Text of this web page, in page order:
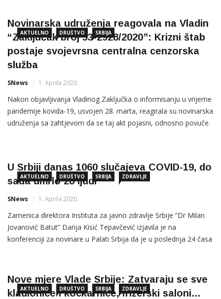
Dragan Milić, a izdavač Asocijacija onlajn medija […]
AKTUELNO DRUŠTVO SRBIJA
Novinarska udruženja reagovala na Vladin
“Zaključak broj 53-2928/2020”: Krizni štab
postaje svojevrsna centralna cenzorska
služba
SNews 1. Aprila 2020.
Nakon objavljivanja Vladinog Zaključka o informisanju u vrijeme
pandemije kovida-19, usvojen 28. marta, reagirala su novinarska
udruženja sa zahtjevom da se taj akt pojasni, odnosno povuče.
AKTUELNO DRUŠTVO SRBIJA ZDRAVLJE
U Srbiji danas 1060 slučajeva COVID-19, do
sada umrlo 28 ljudi
SNews 1. Aprila 2020.
Zamenica direktora Instituta za javno zdravlje Srbije “Dr Milan
Jovanović Batut” Darija Kisić Tepavčević izjavila je na
konferenciji za novinare u Palati Srbija da je u poslednja 24 časa
sajtu Vlade Srbije. Kisić Tepavčević je saopštila da
AKTUELNO DRUŠTVO SRBIJA ZDRAVLJE
Nove mjere Vlade Srbije: Zatvaraju se sve
kladionice i kockarnice, frizerski saloni…